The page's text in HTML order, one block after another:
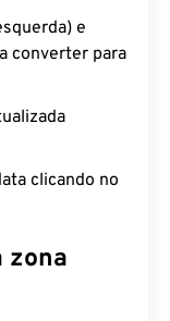
e
converter para
clicando no
zona